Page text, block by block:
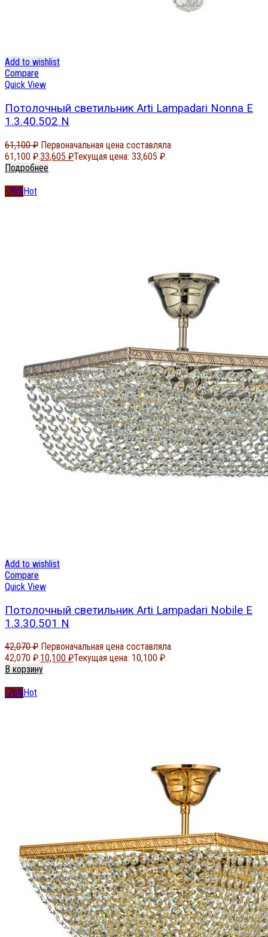
Add to wishlist
Compare
Quick View
Потолочный светильник Arti Lampadari Nonna E
1.3.40.502 N
61,100₽ Первоначальная цена составляла
61,100 ₽.33,605 ₽Текущая цена: 33,605 ₽.
Подробнее
-76%Hot
Add to wishlist
Compare
Quick View
Потолочный светильник Arti Lampadari Nobile E
1.3.30.501 N
42,070₽ Первоначальная цена составляла
42,070 ₽.10,100 ₽Текущая цена: 10,100 ₽.
В корзину
-76% Hot